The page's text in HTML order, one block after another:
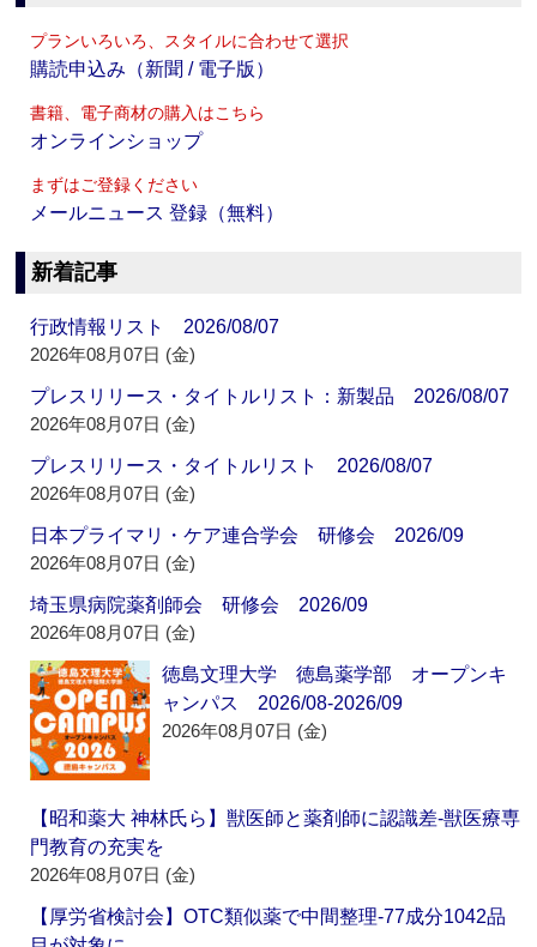
プランいろいろ、スタイルに合わせて選択
購読申込み（新聞 / 電子版）
書籍、電子商材の購入はこちら
オンラインショップ
まずはご登録ください
メールニュース 登録（無料）
新着記事
行政情報リスト 2026/08/07
2026年08月07日 (金)
プレスリリース・タイトルリスト：新製品 2026/08/07
2026年08月07日 (金)
プレスリリース・タイトルリスト 2026/08/07
2026年08月07日 (金)
日本プライマリ・ケア連合学会 研修会 2026/09
2026年08月07日 (金)
埼玉県病院薬剤師会 研修会 2026/09
2026年08月07日 (金)
徳島文理大学 徳島薬学部 オープンキ
ャンパス 2026/08-2026/09
2026年08月07日 (金)
【昭和薬大 神林氏ら】獣医師と薬剤師に認識差‐獣医療専
門教育の充実を
2026年08月07日 (金)
【厚労省検討会】OTC類似薬で中間整理‐77成分1042品